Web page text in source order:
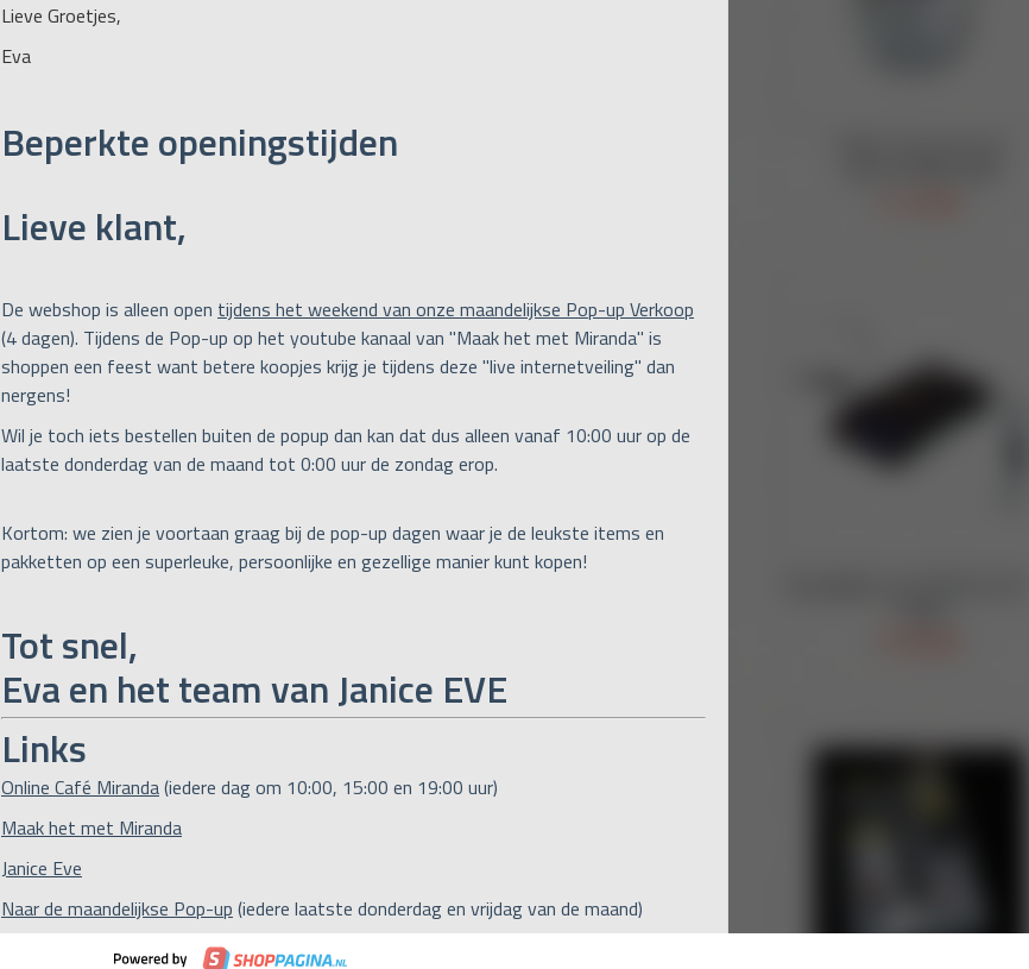
Lieve Groetjes,
Eva
Beperkte openingstijden
Lieve klant,
De webshop is alleen open tijdens het weekend van onze maandelijkse Pop-up Verkoop
(4 dagen). Tijdens de Pop-up op het youtube kanaal van "Maak het met Miranda" is
shoppen een feest want betere koopjes krijg je tijdens deze "live internetveiling" dan
nergens!
Wil je toch iets bestellen buiten de popup dan kan dat dus alleen vanaf 10:00 uur op de
laatste donderdag van de maand tot 0:00 uur de zondag erop.
Kortom: we zien je voortaan graag bij de pop-up dagen waar je de leukste items en
pakketten op een superleuke, persoonlijke en gezellige manier kunt kopen!
Tot snel,
Eva en het team van Janice EVE
Links
Online Café Miranda(iedere dag om 10:00, 15:00 en 19:00 uur)
Maak het met Miranda
Janice Eve
Naar de maandelijkse Pop-up (iedere laatste donderdag en vrijdag van de maand)